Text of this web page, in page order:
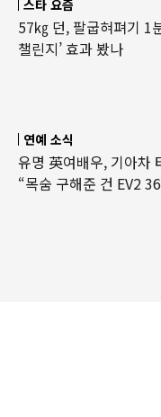
스타 요즘
57㎏ 던, 팔굽혀펴기 1
챌린지’ 효과 봤나
연예 소식
유명 英여배우, 기아차
“목숨 구해준 건 EV2